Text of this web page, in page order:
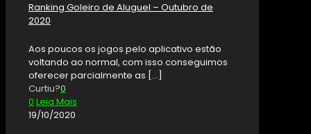
Ranking Goleiro de Aluguel – Outubro de
2020
Aos poucos os jogos pelo aplicativo estão
voltando ao normal, com isso conseguimos
oferecer parcialmente as […]
Curtiu?0
0 Leia Mais
19/10/2020